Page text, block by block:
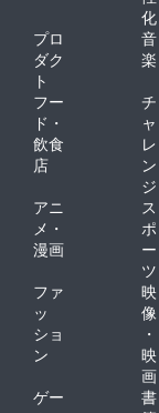
化
プロ
ダク
ト
音
楽
フー
ド・
飲食
店
チ
ャ
レ
ン
ジ
アニ
メ・
漫画
ス
ポ
ー
ツ
ファ
ッ
ショ
ン
映
像
・
映
画
ゲー
書